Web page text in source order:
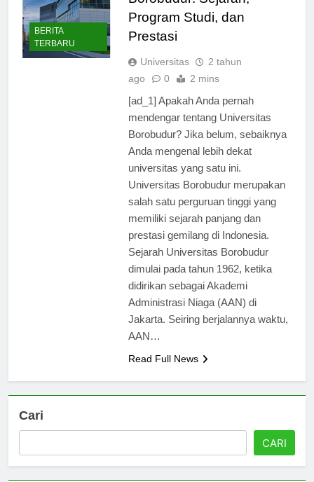
BERITA
TERBARU
Borobudur: Sejarah,
Program Studi, dan
Universitas
2 tahun
[ad_1] Apakah Anda pernah
mendengar tentang Universitas
Borobudur? Jika belum, sebaiknya
Anda mengenal lebih dekat
universitas yang satu ini.
Universitas Borobudur merupakan
salah satu perguruan tinggi yang
memiliki sejarah panjang dan
prestasi gemilang di Indonesia.
Sejarah Universitas Borobudur
dimulai pada tahun 1962, ketika
didirikan sebagai Akademi
Administrasi Niaga (AAN) di
Jakarta. Seiring berjalannya waktu,
Cari
CARI